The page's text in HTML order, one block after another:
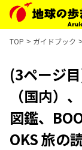
TOP ガイドブック
(3ページ
（国内
図鑑、
OKS 旅の